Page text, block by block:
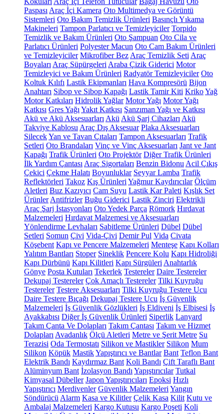
Paspası Araç İçi Kamera Oto Multimedya ve Görüntü
Sistemleri Oto Bakım Temizlik Ürünleri Basınçlı Yıkama
Makineleri Tampon Parlatıcı ve Temizleyiciler Torpido
Temizlik ve Bakım Ürünleri Oto Şampuan Oto Cila ve
Parlatıcı Ürünleri Polyester Macun Oto Cam Bakım Ürünleri
ve Temizleyiciler Mikrofiber Bez Araç Temizlik Seti Araç
Boyaları Araç Süpürgeleri Araba Çizik Giderici Motor
Temizleyici ve Bakım Ürünleri Radyatör Temizleyiciler Oto
Koltuk Kılıfı Lastik Ekipmanları Hava Kompresörü Bijon
Anahtarı Sibop ve Sibop Kapağı Lastik Tamir Kiti KrikoYağ
Motor Katkıları Hidrolik Yağlar Motor Yağı Motor Yağı
Katkısı Gres Yağı Yakıt Katkısı Şanzıman Yağı ve Katkısı
Akü ve Akü Aksesuarları Akü Akü Şarj Cihazları Akü
Takviye Kablosu Araç Dış Aksesuar Plaka Aksesuarları
SilecekYan ve Tavan Çıtaları Tampon Aksesuarları Trafik
Setleri Oto Brandaları Vinç ve Vinç Aksesuarları Jant ve Jant
Kapağı Trafik Ürünleri Oto Projektör Diğer Trafik Ürünleri
İlk Yardım Çantası Araç Sigortaları Benzin Bidonu Acil Çıkış
Çekici Çekme Halatı Boyunluklar Seyyar Lamba Trafik
Reflektörleri Takoz Kış Ürünleri Yağmur Kaydırıcılar Ölçüm
Aletleri Buz Kazıyıcı Cam Suyu Lastik Kar Paleti Kışlık Set
Ürünler Antifrizler Buğu Giderici Lastik Zinciri Elektrikli
Araç Şarj İstasyonları Oto Yedek Parça Römork Hırdavat
Malzemeleri Hırdavat Malzemesi ve Aksesuarları
Yönlendirme Levhaları Sabitleme Ürünleri Dübel Dübel
Setleri Somun Çivi Vida-Çivi Demir Pul Vida Civata
Köşebent Kapı ve Pencere Malzemeleri Menteşe Kapı Kolları
Yalıtım Bantları Stoper Sineklik Pencere Kolu Kapı Hidroliği
Kapı Dürbünü Kapı Kilitleri Kapı Sürgüleri Anahtarlık
Gönye Posta Kutuları Tekerlek Testereler Daire Testereler
Dekupaj Testereler Çok Amaçlı Testereler Tilki Kuyruğu
Testereler Testere Aksesuarları Tilki Kuyruğu Testere Ucu
Daire Testere Bıçağı Dekupaj Testere Ucu İş Güvenlik
Malzemeleri İş Güvenlik Gözlükleri İş Eldiveni İş Elbisesi İş
Ayakkabısı Diğer İş Güvenlik Ürünleri Siperlik Lanyard
Takım Çanta Ve Dolapları Takım Çantası Takım ve Hizmet
Dolapları Avadanlık Ölçü Aletleri Metre ve Şerit Metre Su
Terazisi Oda Termostatı Silikon ve Mastikler Silikon Mum
Silikon Köpük MastikYapıştırıcı ve Bantlar Bant Teflon Bant
Elektrik Bandı Kaydırmaz Bant Koli Bandı Çift Taraflı Bant
Alüminyum Bant İzolasyon Bandı Yapıştırıcılar Tutkal
Kimyasal Dübeller Japon Yapıştırıcıları Epoksi Hızlı
Yapıştırıcı Merdivenler Güvenlik Malzemeleri Yangın
Söndürücü Alarm Kasa ve Kilitler Çelik Kasa Kilit Kutu ve
Ambalaj Malzemeleri Kargo Kutusu Kargo Poşeti Koli